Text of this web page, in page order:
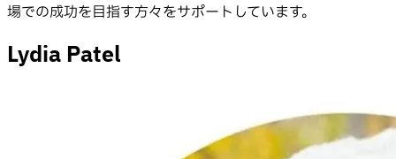
場での成功を目指す方々をサポートしています。
Lydia Patel